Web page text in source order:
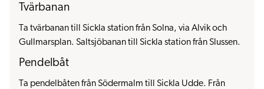
Tvärbanan
Ta tvärbanan till Sickla station från Solna, via Alvik och
Gullmarsplan. Saltsjöbanan till Sickla station från Slussen.
Pendelbåt
Ta pendelbåten från Södermalm till Sickla Udde. Från